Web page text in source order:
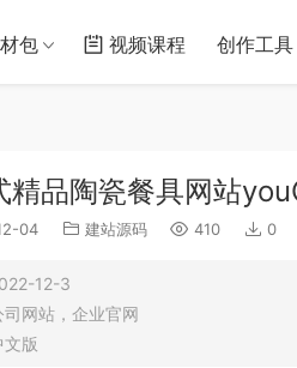
包 视频课程 创作工具
精品陶瓷餐具网站
04 建站源码 410 0
12-3
司网站，企业官网
文版